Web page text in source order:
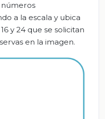
números
a la escala y ubica
y 24 que se solicitan
en la imagen.